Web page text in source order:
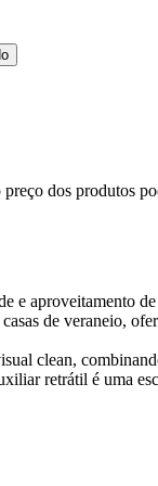
dos produtos
e aproveitamento
de veraneio,
clean,
retrátil é uma